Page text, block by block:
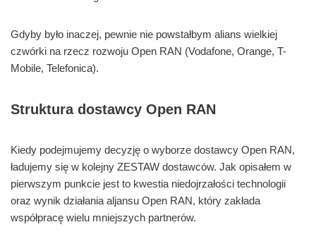
Gdyby było inaczej, pewnie nie powstałbym alians wielkiej
czwórki na rzecz rozwoju Open RAN (Vodafone, Orange, T-
Mobile, Telefonica).
Struktura dostawcy Open RAN
Kiedy podejmujemy decyzję o wyborze dostawcy Open RAN,
ładujemy się w kolejny ZESTAW dostawców. Jak opisałem w
pierwszym punkcie jest to kwestia niedojrzałości technologii
oraz wynik działania aljansu Open RAN, który zakłada
współpracę wielu mniejszych partnerów.